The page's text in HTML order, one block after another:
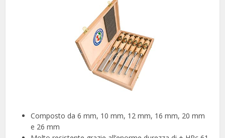
Composto da 6 mm, 10 mm, 12 mm, 16 mm, 20 mm
e 26 mm